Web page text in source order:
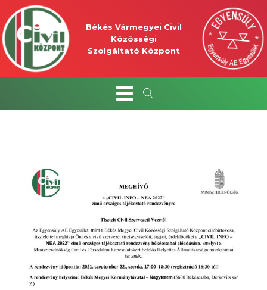
Békés Vármegyei Civil
Közösségi
Szolgáltató Központ